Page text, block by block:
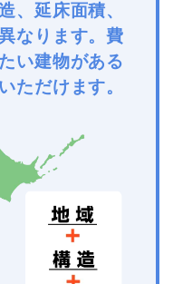
、延床面積、
なります。費
い建物がある
ただけます。